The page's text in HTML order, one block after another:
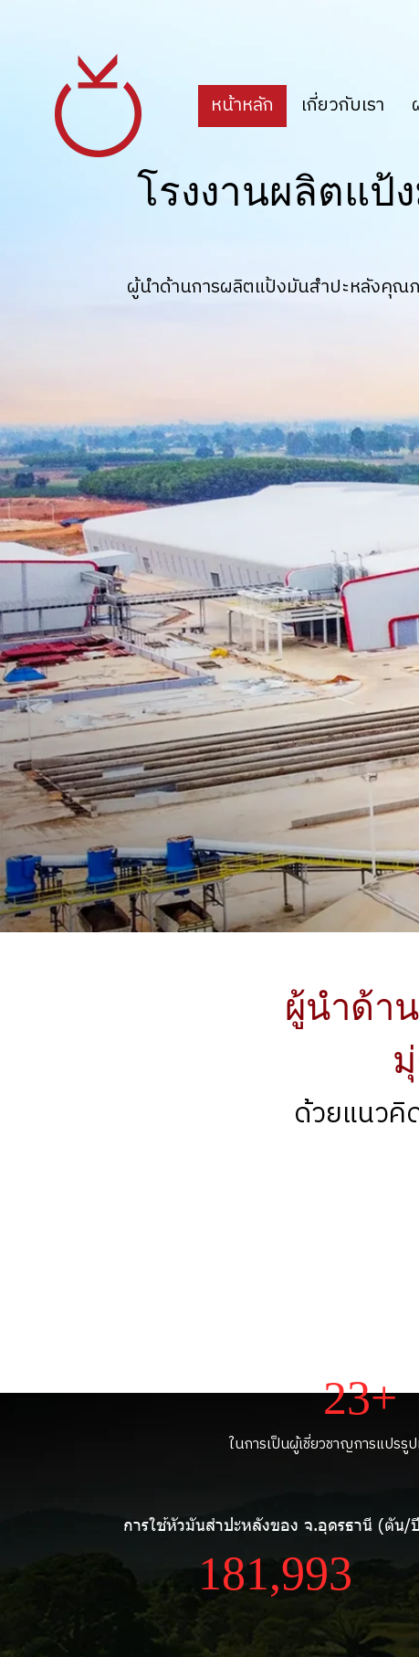
หน้าหลัก เกี่ยวกับเรา
โรงงานผลิตแป้
ผู้นำด้านการผลิตแป้งมันสำปะหลังคุณภ
ผู้นำด้า
ด้วยแนวคิ
39+
ในการเป็นผู้เชี่ยวชาญการแปรรู
การใช้หัวมันสำปะหลังของ จ.อุดรธานี (ตัน/
313,987